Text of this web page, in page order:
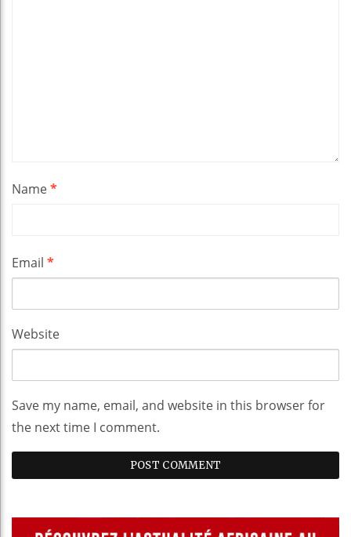
Name*
Email *
Website
Save my name, email, and website in this browser for
the next time I comment.